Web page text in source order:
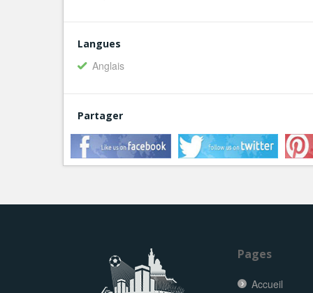
Langues
Anglais
Partager
Pages
Accueil